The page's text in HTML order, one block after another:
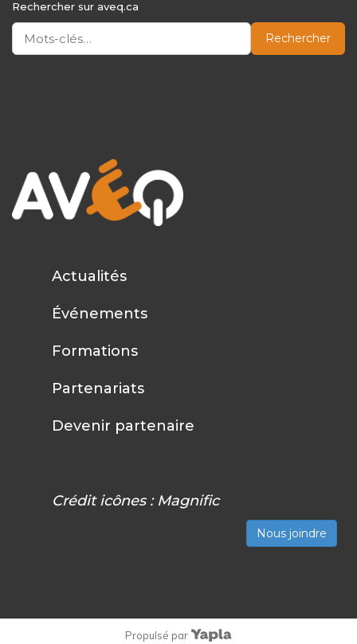
Rechercher sur aveq.ca
Rechercher
Actualités
Événements
Formations
Partenariats
Devenir partenaire
Crédit icônes : Magnific
Nous joindre
Propulsé par